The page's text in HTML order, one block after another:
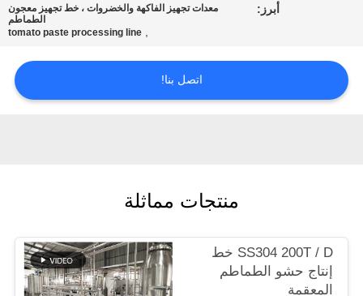
الجودة
حالات
أبرز:
معدات تجهيز الفاكهة والخضروات ، خط تجهيز معجون
الطماطم
,
tomato paste processing line
اتصل بنا!
منتجات مماثلة
SS304 200T / D خط
إنتاج حشو الطماطم
المعقمة